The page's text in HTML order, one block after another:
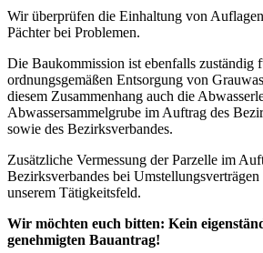
Wir überprüfen die Einhaltung von
Pächter bei Problemen.
Die Baukommission ist ebenfalls zuständig
ordnungsgemäßen Entsorgung von
diesem Zusammenhang auch die
Abwassersammelgrube im Auftrag des
sowie des Bezirksverbandes.
Zusätzliche Vermessung der Parzelle im
Bezirksverbandes bei
unserem Tätigkeitsfeld.
Wir möchten euch bitten: Kein
genehmigten Bauantrag!